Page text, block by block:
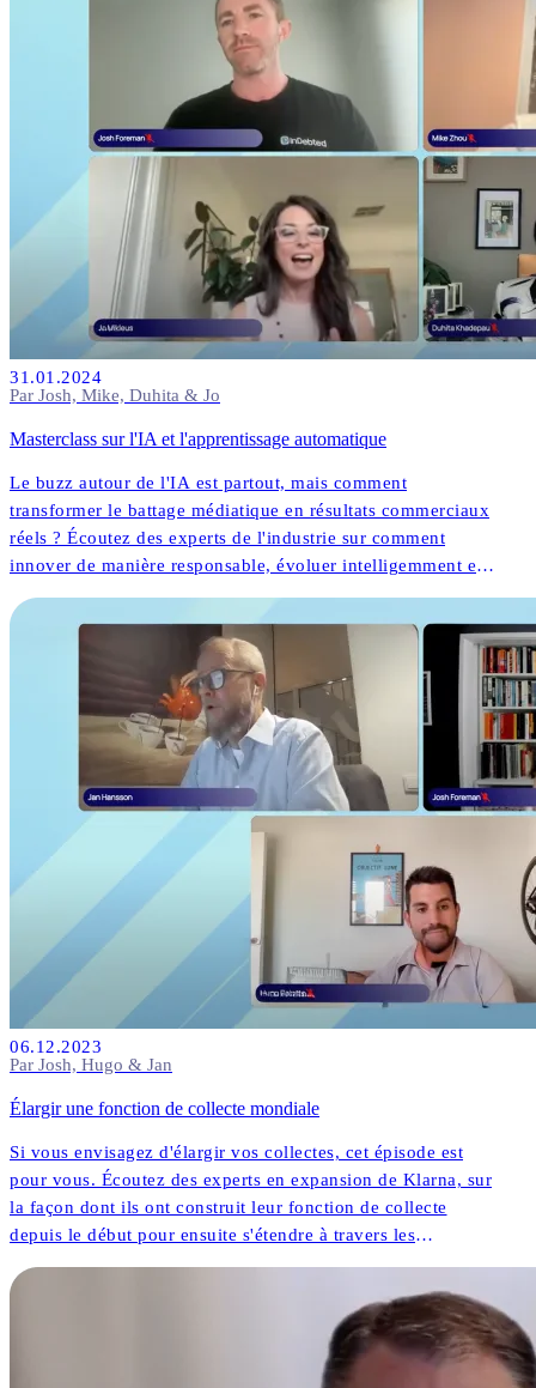
31.01.2024
Par Josh, Mike, Duhita & Jo
Masterclass sur l'IA et l'apprentissage automatique
Le buzz autour de l'IA est partout, mais comment
transformer le battage médiatique en résultats commerciaux
réels ? Écoutez des experts de l'industrie sur comment
innover de manière responsable, évoluer intelligemment et
pour l'avenir ?
06.12.2023
Par Josh, Hugo & Jan
Élargir une fonction de collecte mondiale
Si vous envisagez d'élargir vos collectes, cet épisode est
pour vous. Écoutez des experts en expansion de Klarna, sur
la façon dont ils ont construit leur fonction de collecte
depuis le début pour ensuite s'étendre à travers les